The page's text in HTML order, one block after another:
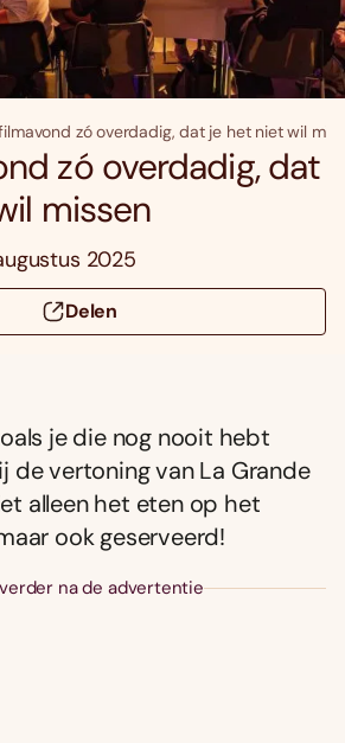
zó overdadig, dat je het niet wil
zó overdadig, dat
missen
2025
Delen
je die nog nooit hebt
de vertoning van La Grande
alleen het eten op het
ook geserveerd!
na de advertentie